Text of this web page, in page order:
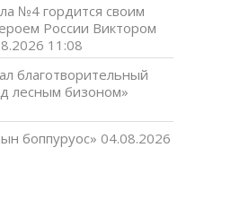
№4 гордится своим
России Виктором
11:08
благотворительный
лесным бизоном»
боппуруос» 04.08.2026